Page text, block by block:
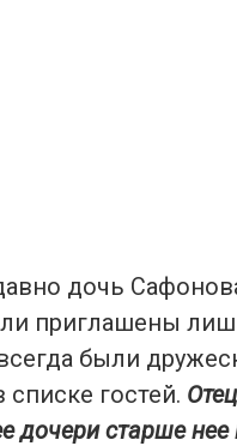
дочь
приглашены
были
списке гостей.
дочери старше нее